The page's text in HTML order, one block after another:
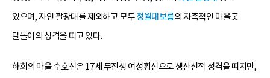
있으며, 자인 팔광대를 제외하고 모두정월대보름의 자족적인 마을굿
탈놀이의 성격을 띠고 있다.
하회의 마을 수호신은 17세 무진생 여성황신으로 생산신적 성격을 띠지만,